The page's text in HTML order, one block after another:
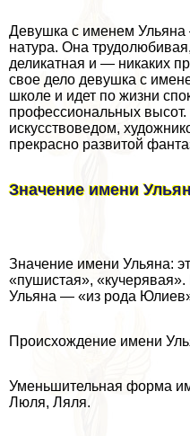
Девушка с именем
натура. Она
деликатная и — никаких
свое дело дeвyшка с
школе и идет по жизни
профессиональных
искусствоведом,
прекрасно развитой
Значение имени
Значение имени Ульяна:
«пушистая»,
Ульяна — «из рода
Происхождение имени
Уменьшительная форма
Люля, Ляля.